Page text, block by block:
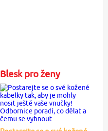
Blesk pro ženy